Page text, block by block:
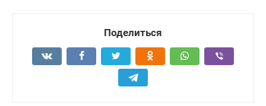
Поделиться